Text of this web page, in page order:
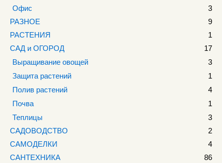
Офис
3
РАЗНОЕ
9
РАСТЕНИЯ
1
САД и ОГОРОД
17
Выращивание овощей
3
Защита растений
1
Полив растений
4
Почва
1
Теплицы
3
САДОВОДСТВО
2
САМОДЕЛКИ
4
САНТЕХНИКА
86